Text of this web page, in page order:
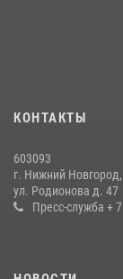
праздником
Нижегородские
более 750 раз по
КОНТАКТЫ
603093
г. Нижний Новгород,
ул. Родионова д. 47
Пресс-служба +